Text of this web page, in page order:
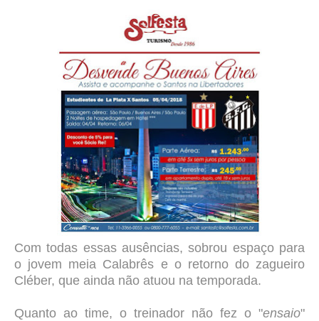
Com todas essas ausências, sobrou espaço para
o jovem meia Calabrês e o retorno do zagueiro
Cléber, que ainda não atuou na temporada.
Quanto ao time, o treinador não fez o "ensaio"